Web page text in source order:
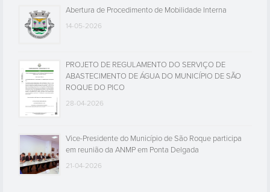
Abertura de Procedimento de Mobilidade Interna
14-05-2026
PROJETO DE REGULAMENTO DO SERVIÇO DE
ABASTECIMENTO DE ÁGUA DO MUNICÍPIO DE SÃO
ROQUE DO PICO
28-04-2026
Vice-Presidente do Município de São Roque participa
em reunião da ANMP em Ponta Delgada
21-04-2026